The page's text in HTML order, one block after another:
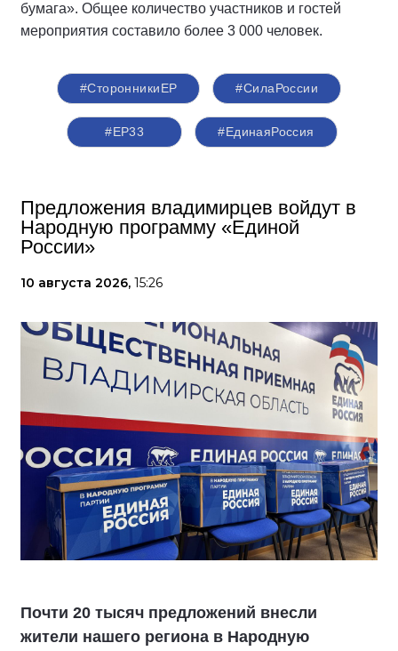
бумага». Общее количество участников и гостей
мероприятия составило более 3 000 человек.
#СторонникиЕР #СилаРоссии
#ЕР33 #‎ЕдинаяРоссия
Предложения владимирцев войдут в
Народную программу «Единой
России»
10 августа 2026, 15:26
Почти 20 тысяч предложений внесли
жители нашего региона в Народную